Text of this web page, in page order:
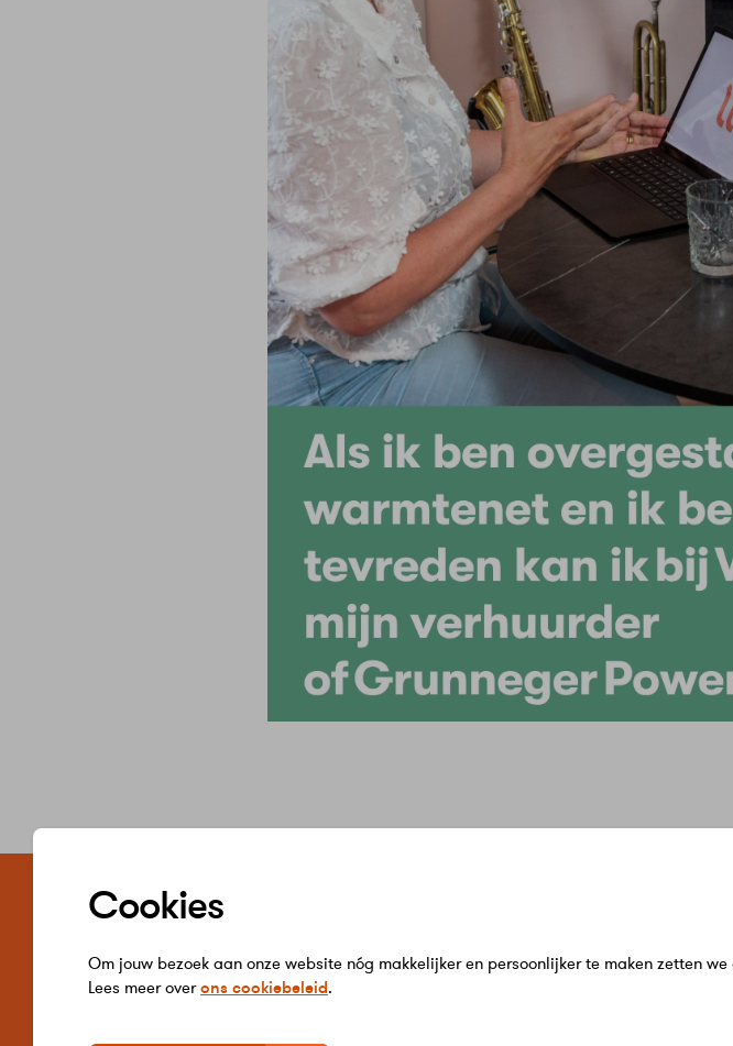
Cookies
Om jouw bezoek aan onze website nóg makkelijker en persoonlijker te maken zetten we
Lees meer overons cookiebeleid.
Gegevens wijzigen
Contact